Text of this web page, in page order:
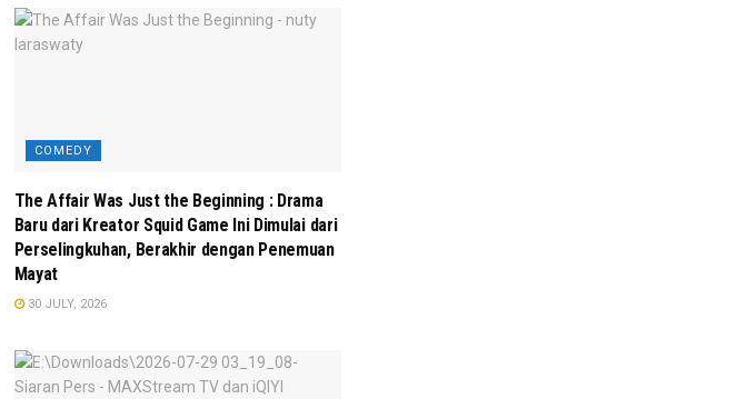
COMEDY
The Affair Was Just the Beginning : Drama
Baru dari Kreator Squid Game Ini Dimulai dari
Perselingkuhan, Berakhir dengan Penemuan
Mayat
30 JULY, 2026